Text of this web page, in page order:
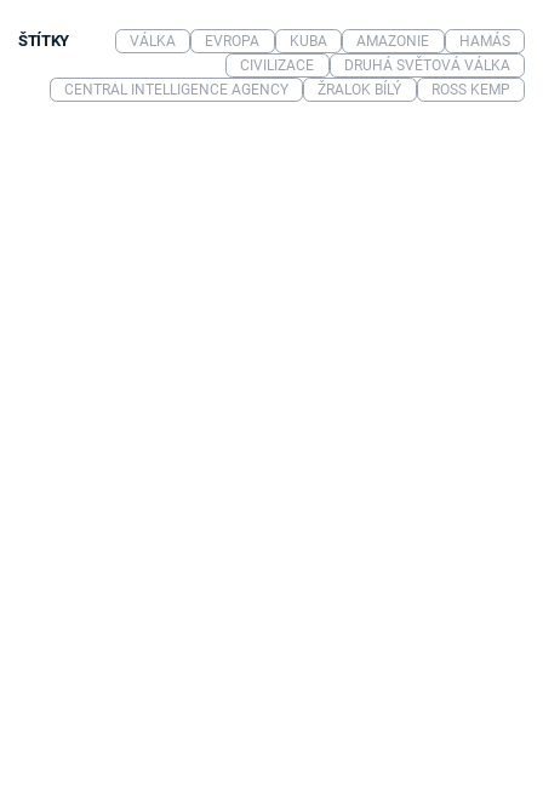
ŠTÍTKY VÁLKA EVROPA KUBA AMAZONIE
HAMÁS
CIVILIZACE
DRUHÁ SVĚTOVÁ VÁLKA
CENTRAL INTELLIGENCE AGENCY
ŽRALOK BÍLÝ ROSS KEMP